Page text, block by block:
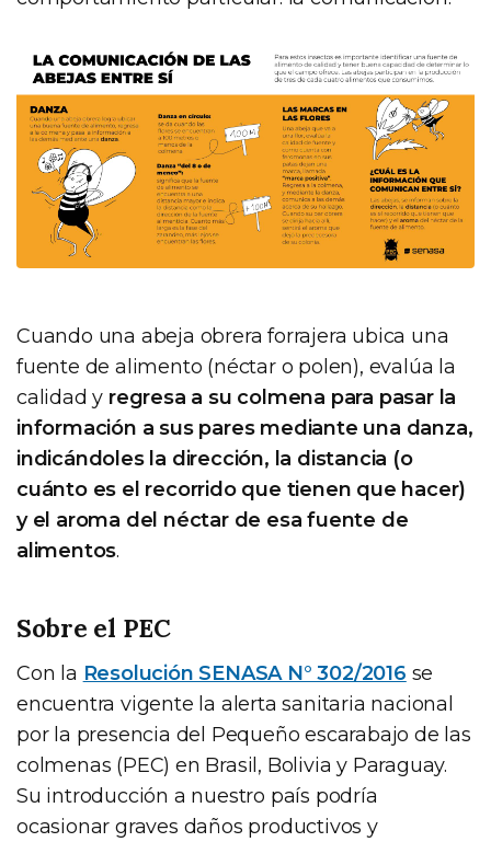
Cuando una abeja obrera forrajera ubica una
fuente de alimento (néctar o polen), evalúa la
calidad y regresa a su colmena para pasar la
información a sus pares mediante una danza,
indicándoles la dirección, la distancia (o
cuánto es el recorrido que tienen que hacer)
y el aroma del néctar de esa fuente de
alimentos.
Sobre el PEC
Con la Resolución SENASA N° 302/2016 se
encuentra vigente la alerta sanitaria nacional
por la presencia del Pequeño escarabajo de las
colmenas (PEC) en Brasil, Bolivia y Paraguay.
Su introducción a nuestro país podría
ocasionar graves daños productivos y